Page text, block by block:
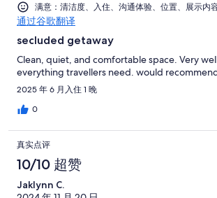
满意：清洁度、入住、沟通体验、位置、展示内
通过谷歌翻译
secluded getaway
Clean, quiet, and comfortable space. Very
everything travellers need. would
2025 年 6 月入住 1 晚
0
真实点评
10/10 超赞
Jaklynn C.